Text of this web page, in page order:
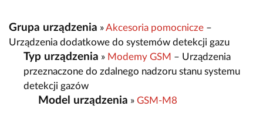
Grupa urządzenia »Akcesoria pomocnicze –
Urządzenia dodatkowe do systemów detekcji gazu
Typ urządzenia » Modemy GSM – Urządzenia
przeznaczone do zdalnego nadzoru stanu systemu
detekcji gazów
Model urządzenia » GSM-M8